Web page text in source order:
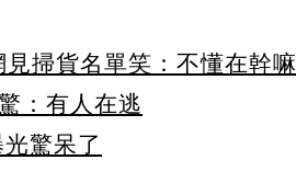
掃貨名單笑：不懂在幹嘛
：有人在逃
驚呆了